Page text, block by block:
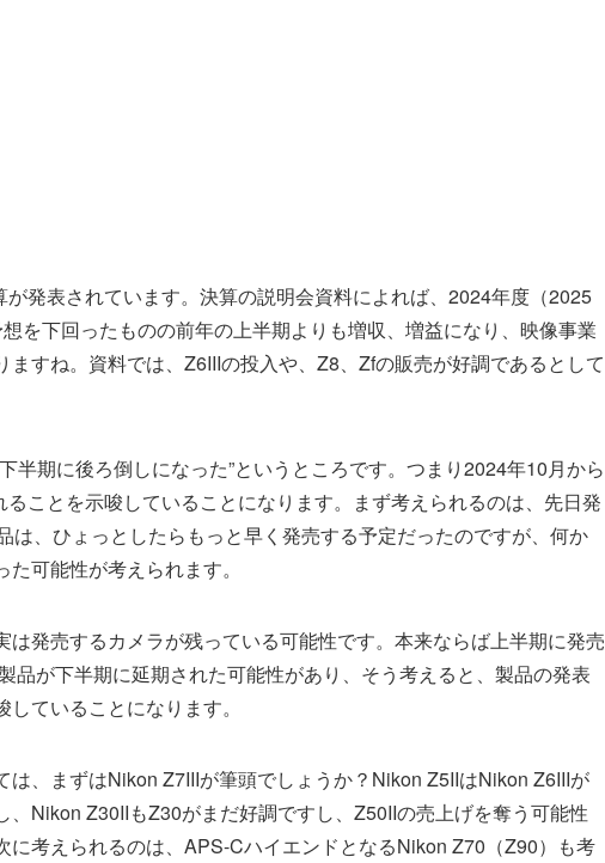
発表されています。決算の説明会資料によれば、2024年度（2025
を下回ったものの前年の上半期よりも増収、増益になり、映像事業
すね。資料では、Z6IIIの投入や、Z8、Zfの販売が好調であるとして
半期に後ろ倒しになった”というところです。つまり2024年10月から
ことを示唆していることになります。まず考えられるのは、先日発
は、ひょっとしたらもっと早く発売する予定だったのですが、何か
可能性が考えられます。
は発売するカメラが残っている可能性です。本来ならば上半期に発売
品が下半期に延期された可能性があり、そう考えると、製品の発表
ていることになります。
、まずはNikon Z7IIIが筆頭でしょうか？Nikon Z5IIはNikon Z6IIIが
Nikon Z30IIもZ30がまだ好調ですし、Z50IIの売上げを奪う可能性
に考えられるのは、APS-CハイエンドとなるNikon Z70（Z90）も考